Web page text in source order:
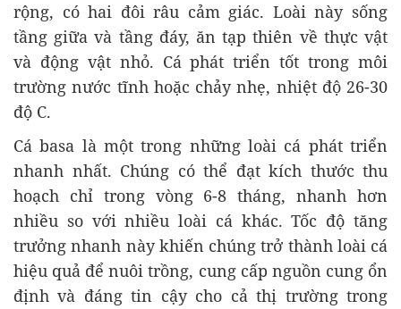
rộng, có hai đôi râu cảm giác. Loài này sống
tầng giữa và tầng đáy, ăn tạp thiên về thực vật
và động vật nhỏ. Cá phát triển tốt trong môi
trường nước tĩnh hoặc chảy nhẹ, nhiệt độ 26-30
độ C.
Cá basa là một trong những loài cá phát triển
nhanh nhất. Chúng có thể đạt kích thước thu
hoạch chỉ trong vòng 6-8 tháng, nhanh hơn
nhiều so với nhiều loài cá khác. Tốc độ tăng
trưởng nhanh này khiến chúng trở thành loài cá
hiệu quả để nuôi trồng, cung cấp nguồn cung ổn
định và đáng tin cậy cho cả thị trường trong